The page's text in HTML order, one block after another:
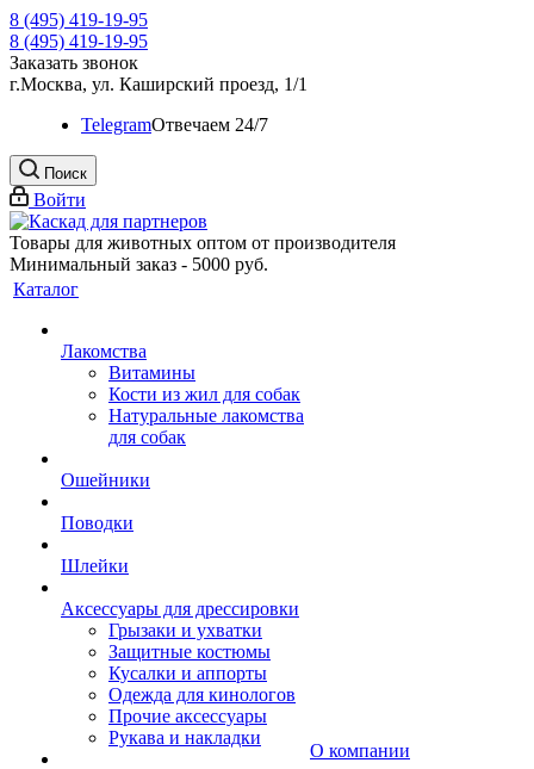
8 (495) 419-19-95
8 (495) 419-19-95
Заказать звонок
г.Москва, ул. Каширский проезд, 1/1
TelegramOтвечаем 24/7
Поиск
Войти
Товары для животных оптом от производителя
Минимальный заказ - 5000 руб.
Каталог
Лакомства
Витамины
Кости из жил для собак
Натуральные лакомства
для собак
Ошейники
Поводки
Шлейки
Аксессуары для дрессировки
Грызаки и ухватки
Защитные костюмы
Кусалки и аппорты
Одежда для кинологов
Прочие аксессуары
Рукава и накладки
О компании